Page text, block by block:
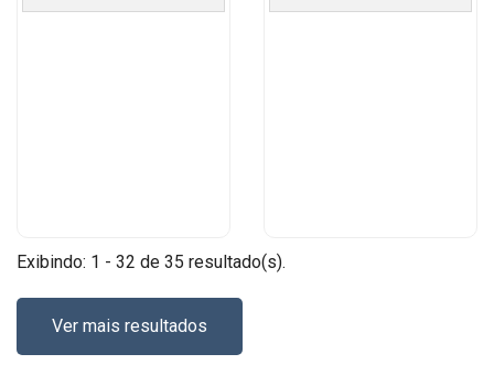
Exibindo: 1 - 32 de 35 resultado(s).
Ver mais resultados